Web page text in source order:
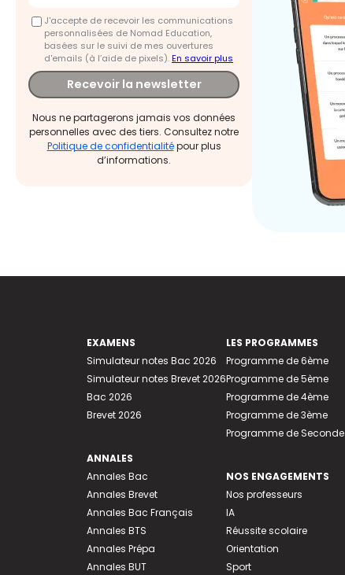
J'accepte de recevoir les communications
personnalisées de Nomad Education,
basées sur le suivi de mes ouvertures
d'emails (à l’aide de pixels).En savoir plus
Recevoir la newsletter
Nous ne partagerons jamais vos données
personnelles avec des tiers. Consultez notre
Politique de confidentialitépour plus
d’informations.
EXAMENS
Simulateur notes Bac 2026
Simulateur notes Brevet 2026
Bac 2026
Brevet 2026
ANNALES
Annales Bac
Annales Brevet
Annales Bac Français
Annales BTS
Annales Prépa
Annales BUT
LES PROGRAMMES
Programme de 6ème
Programme de 5ème
Programme de 4ème
Programme de 3ème
Programme de Seconde
NOS ENGAGEMENTS
Nos professeurs
IA
Réussite scolaire
Orientation
Sport